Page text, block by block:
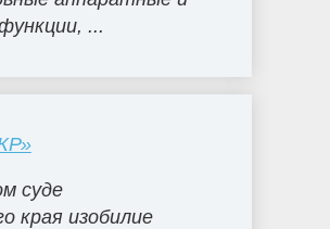
...
суде
края изобилие